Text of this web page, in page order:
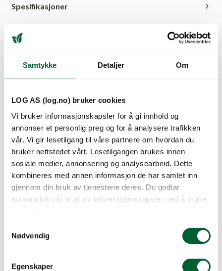
Samtykke Detaljer Om
LOG AS (log.no) bruker cookies
Vi bruker informasjonskapsler for å gi innhold og
annonser et personlig preg og for å analysere trafikken
vår. Vi gir lesetilgang til våre partnere om hvordan du
bruker nettstedet vårt. Lesetilgangen brukes innen
sosiale medier, annonsering og analysearbeid. Dette
kombineres med annen informasjon de har samlet inn
gjennom din bruk av tjenestene deres. Du godtar
automatisk vår bruk av informasjonskapsler ved å bruke
Nødvendig
Egenskaper
Spesifikasjoner
Tilleggsinformasjon
Kunder så også på
ASTILBE IVORY